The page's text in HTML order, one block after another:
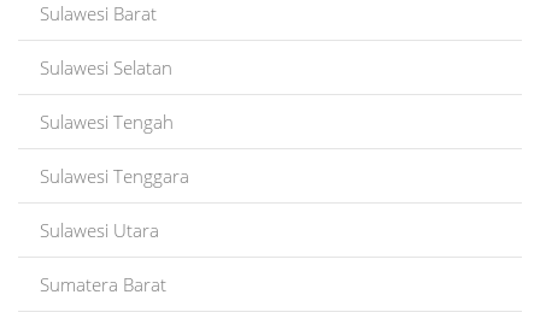
Sulawesi Barat
Sulawesi Selatan
Sulawesi Tengah
Sulawesi Tenggara
Sulawesi Utara
Sumatera Barat